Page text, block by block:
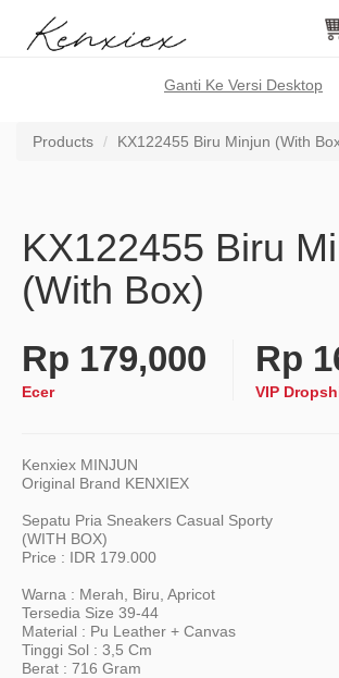
Ganti Ke Versi Desktop
Products KX122455 Biru Minjun (With
KX122455 Biru
(With Box)
Rp 179,000
Ecer
Rp
VIP
Kenxiex MINJUN
Original Brand KENXIEX
Sepatu Pria Sneakers Casual Sporty
(WITH BOX)
Price : IDR 179.000
Warna : Merah, Biru, Apricot
Tersedia Size 39-44
Material : Pu Leather + Canvas
Tinggi Sol : 3,5 Cm
Berat : 716 Gram